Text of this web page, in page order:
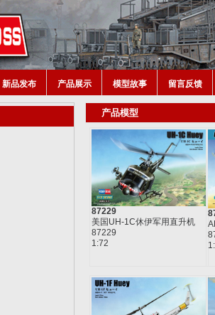
新品发布 产品展示 模型故事 留言反馈
产品模型
87229
美国UH-1C休伊军用直升机
87229
1:72